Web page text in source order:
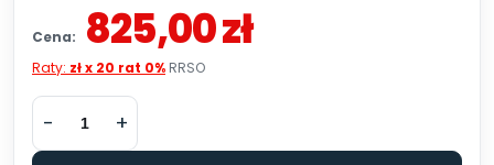
Cena: 825,00 zł
Raty: zł x 20 rat 0% RRSO